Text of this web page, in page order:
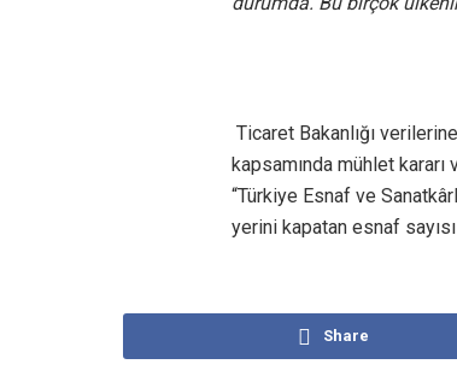
Ticaret Bakanlığı
kapsamında mühlet
“Türkiye Esnaf ve
yerini kapatan esnaf
Share